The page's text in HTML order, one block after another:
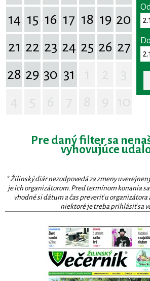
14 15 16 17 18 19 20
21 22 23 24 25 26 27
28 29 30 31
Pre daný filter sa
vyhovujúce
* Žilinský diár nezodpovedá za zmeny
je ich organizátorom. Pred termínom konania
vhodné si dátum a čas preveriť u organizátora
niektoré je treba prihlásiť sa